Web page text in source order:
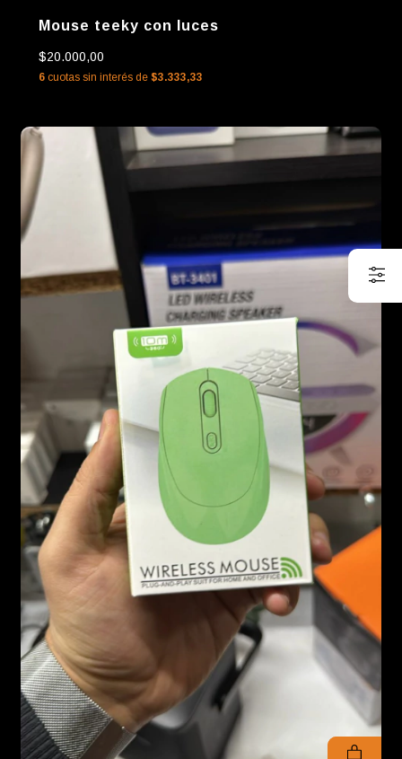
Mouse teeky con luces
$20.000,00
6 cuotas sin interés de $3.333,33